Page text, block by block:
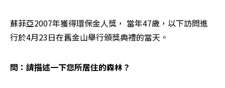
蘇菲亞2007年獲得環保金人獎， 當年47歲，以下訪問進
行於4月23日在舊金山舉行頒獎典禮的當天。
問：請描述一下您所居住的森林？